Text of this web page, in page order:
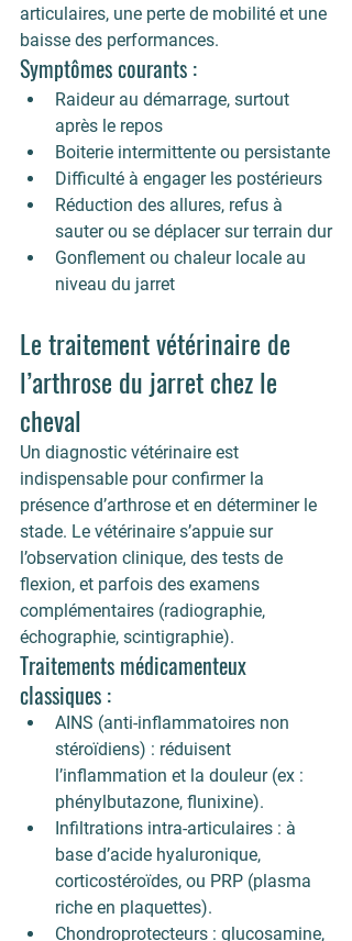
articulaires, une perte de mobilité et une
baisse des performances.
Symptômes courants :
Raideur au démarrage, surtout
après le repos
Boiterie intermittente ou persistante
Difficulté à engager les postérieurs
Réduction des allures, refus à
sauter ou se déplacer sur terrain dur
Gonflement ou chaleur locale au
niveau du jarret
Le traitement vétérinaire de
l’arthrose du jarret chez le
cheval
Un diagnostic vétérinaire est
indispensable pour confirmer la
présence d’arthrose et en déterminer le
stade. Le vétérinaire s’appuie sur
l’observation clinique, des tests de
flexion, et parfois des examens
complémentaires (radiographie,
échographie, scintigraphie).
Traitements médicamenteux
classiques :
AINS (anti-inflammatoires non
stéroïdiens) : réduisent
l’inflammation et la douleur (ex :
phénylbutazone, flunixine).
Infiltrations intra-articulaires : à
base d’acide hyaluronique,
corticostéroïdes, ou PRP (plasma
riche en plaquettes).
Chondroprotecteurs : glucosamine,